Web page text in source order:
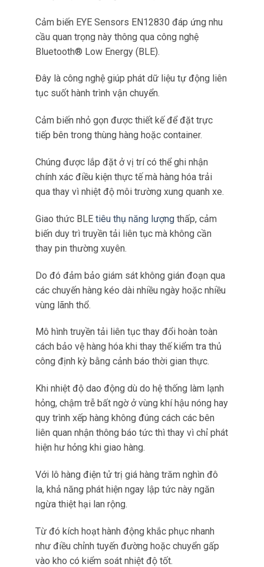
bán dẫn từ Sài Gòn ra Hà Nội
gặp sự cố hệ thống làm lạnh
vượt 28°C, tài xế kịp dừng xe tại trạm dịch vụ
Ninh Bình liên hệ xe dự phòng và chuyển hàng
Theo dõi với GPS tích hợp
Kiểm soát điều kiện môi trường chính xác ở đâu
và khi nào chúng xảy ra mang lại thông tin vô
nhiệm.
Khả năng định vị địa lý giúp hệ thống giám sát
lập.
Thiết bị theo dõi GPSTeltonika FMC234 hoạt
Nó liên tục quét các EYE Sensors gần đó qua
Bluetooth và thu thập dữ liệu môi trường của
chúng, đồng thời theo dõi vị trí chính xác của
xe.
Sau đó FMC234 truyền dữ liệu môi trường và vị
trí kết hợp lên máy chủ từ xa theo thời gian
thực.
Vì vậy tạo hồ sơ hành trình toàn diện ánh xạ
biến đổi nhiệt độ với tọa độ địa lý cụ thể và dấu
thời gian.